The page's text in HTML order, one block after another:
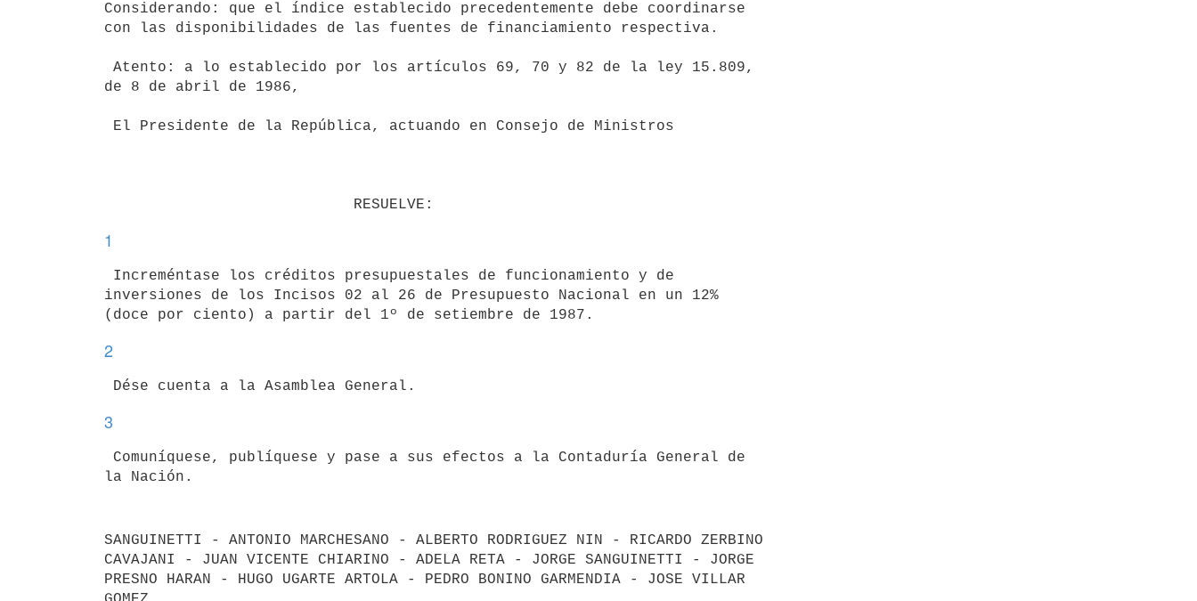
Considerando: que el índice establecido precedentemente debe coordinarse
con las disponibilidades de las fuentes de financiamiento respectiva.
de 8 de abril de 1986,
1
inversiones de los Incisos 02 al 26 de Presupuesto Nacional en un 12%
2
3
SANGUINETTI - ANTONIO MARCHESANO - ALBERTO RODRIGUEZ NIN - RICARDO ZERBINO
CAVAJANI - JUAN VICENTE CHIARINO - ADELA RETA - JORGE SANGUINETTI - JORGE
PRESNO HARAN - HUGO UGARTE ARTOLA - PEDRO BONINO GARMENDIA - JOSE VILLAR